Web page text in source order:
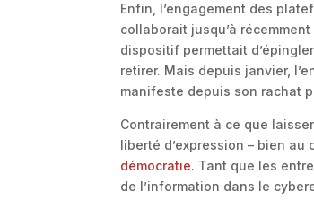
Enfin, l’engagement des
collaborait jusqu’à
dispositif permettait
retirer. Mais depuis janvier,
manifeste depuis son rachat
Contrairement à ce que
liberté d’expression – bien
démocratie. Tant que les
de l’information dans le